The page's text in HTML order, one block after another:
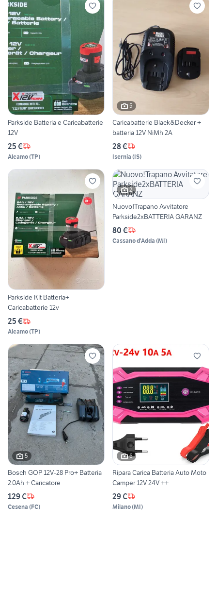
Parkside Batteria e Caricabatterie
12V
25 €
Alcamo(TP)
5
Caricabatterie Black&Decker +
batteria 12V NiMh 2A
28 €
Isernia (IS)
Parkside Kit Batteria+
Caricabatterie 12v
25 €
Alcamo(TP)
2
Nuovo!Trapano Avvitatore
Parkside2xBATTERIA GARANZ
80 €
Cassano d'Adda (MI)
5
Bosch GOP 12V-28 Pro+ Batteria
2.0Ah + Caricatore
129 €
Cesena (FC)
6
Ripara Carica Batteria Auto Moto
Camper 12V 24V ++
29 €
Milano(MI)